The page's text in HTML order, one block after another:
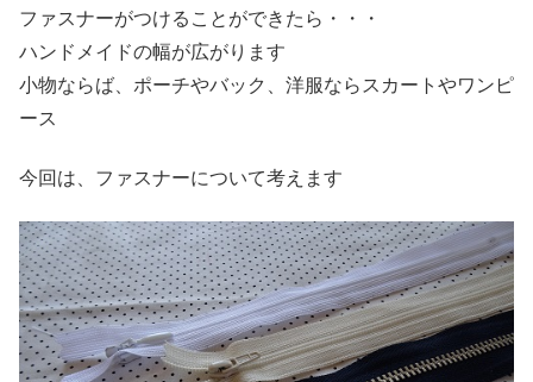
ファスナーがつけることができたら・・・
ハンドメイドの幅が広がります
小物ならば、ポーチやバック、洋服ならスカートやワンピ
ース
今回は、ファスナーについて考えます